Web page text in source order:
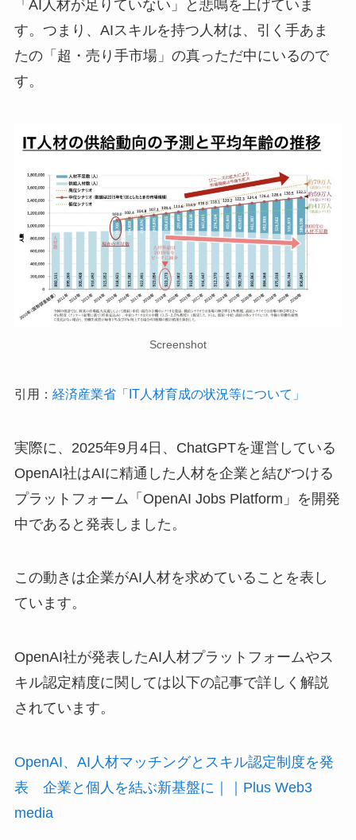
「AI人材が足りていない」と悲鳴を上げていま
す。つまり、AIスキルを持つ人材は、引く手あま
たの「超・売り手市場」の真っただ中にいるので
す。
Screenshot
引用： 経済産業省「IT人材育成の状況等について」
実際に、2025年9月4日、ChatGPTを運営している
OpenAI社はAIに精通した人材を企業と結びつける
プラットフォーム「OpenAI Jobs Platform」を開発
中であると発表しました。
この動きは企業がAI人材を求めていることを表し
ています。
OpenAI社が発表したAI人材プラットフォームやス
キル認定精度に関しては以下の記事で詳しく解説
されています。
OpenAI、AI人材マッチングとスキル認定制度を発
表 企業と個人を結ぶ新基盤に｜｜Plus Web3
media